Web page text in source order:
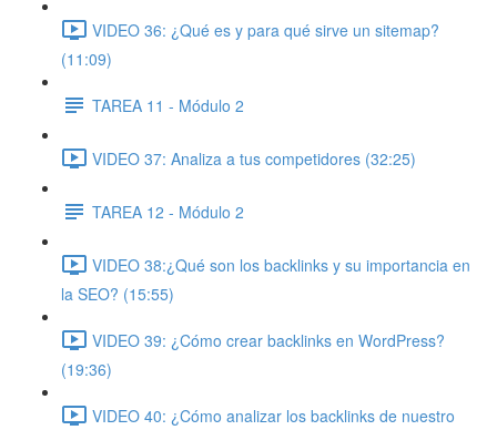
VIDEO 36: ¿Qué es y para qué sirve un sitemap?
(11:09)
TAREA 11 - Módulo 2
VIDEO 37: Analiza a tus competidores (32:25)
TAREA 12 - Módulo 2
VIDEO 38:¿Qué son los backlinks y su importancia en
la SEO? (15:55)
VIDEO 39: ¿Cómo crear backlinks en WordPress?
(19:36)
VIDEO 40: ¿Cómo analizar los backlinks de nuestro